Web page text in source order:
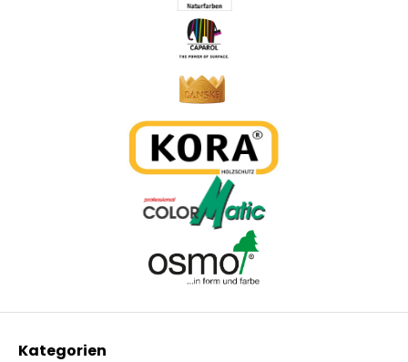
Kategorien